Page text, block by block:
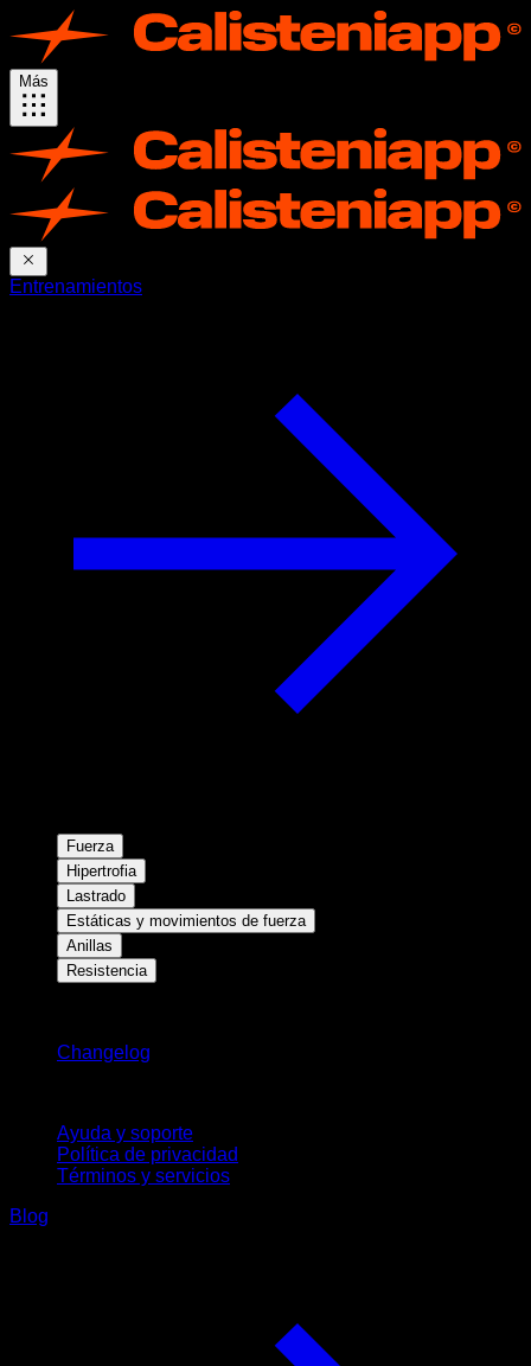
Más
Entrenamientos
Fuerza
Hipertrofia
Lastrado
Estáticas y movimientos de fuerza
Anillas
Resistencia
Changelog
Ayuda y soporte
Política de privacidad
Términos y servicios
Blog